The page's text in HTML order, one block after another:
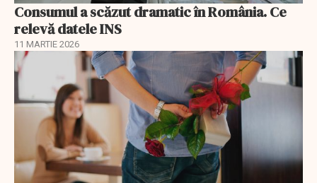
Consumul a scăzut dramatic în România. Ce
relevă datele INS
11 MARTIE 2026